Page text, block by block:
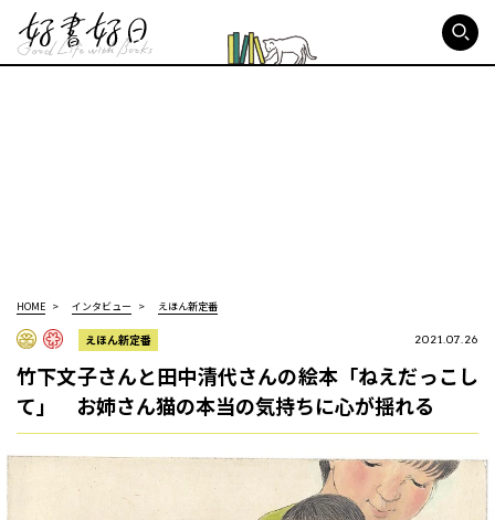
HOME インタビュー えほん新定番
えほん新定番 2021.07.26
竹下文子さんと田中清代さんの絵本「ねえだっこし
て」 お姉さん猫の本当の気持ちに心が揺れる